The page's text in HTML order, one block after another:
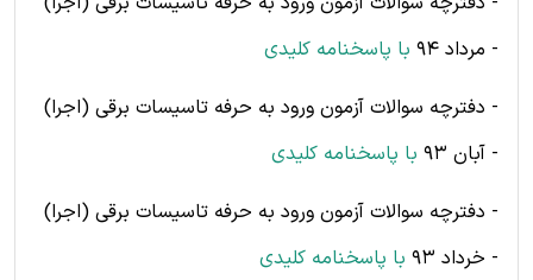
- مرداد 94
با پاسخنامه کلیدی
- دفترچه سوالات آزمون ورود به حرفه تاسیسات برقی (اجرا)
- آبان 93
با پاسخنامه کلیدی
- دفترچه سوالات آزمون ورود به حرفه تاسیسات برقی (اجرا)
- خرداد 93
با پاسخنامه کلیدی